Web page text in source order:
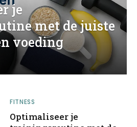
je
met de juiste
voeding
FITNESS
Optimaliseer je